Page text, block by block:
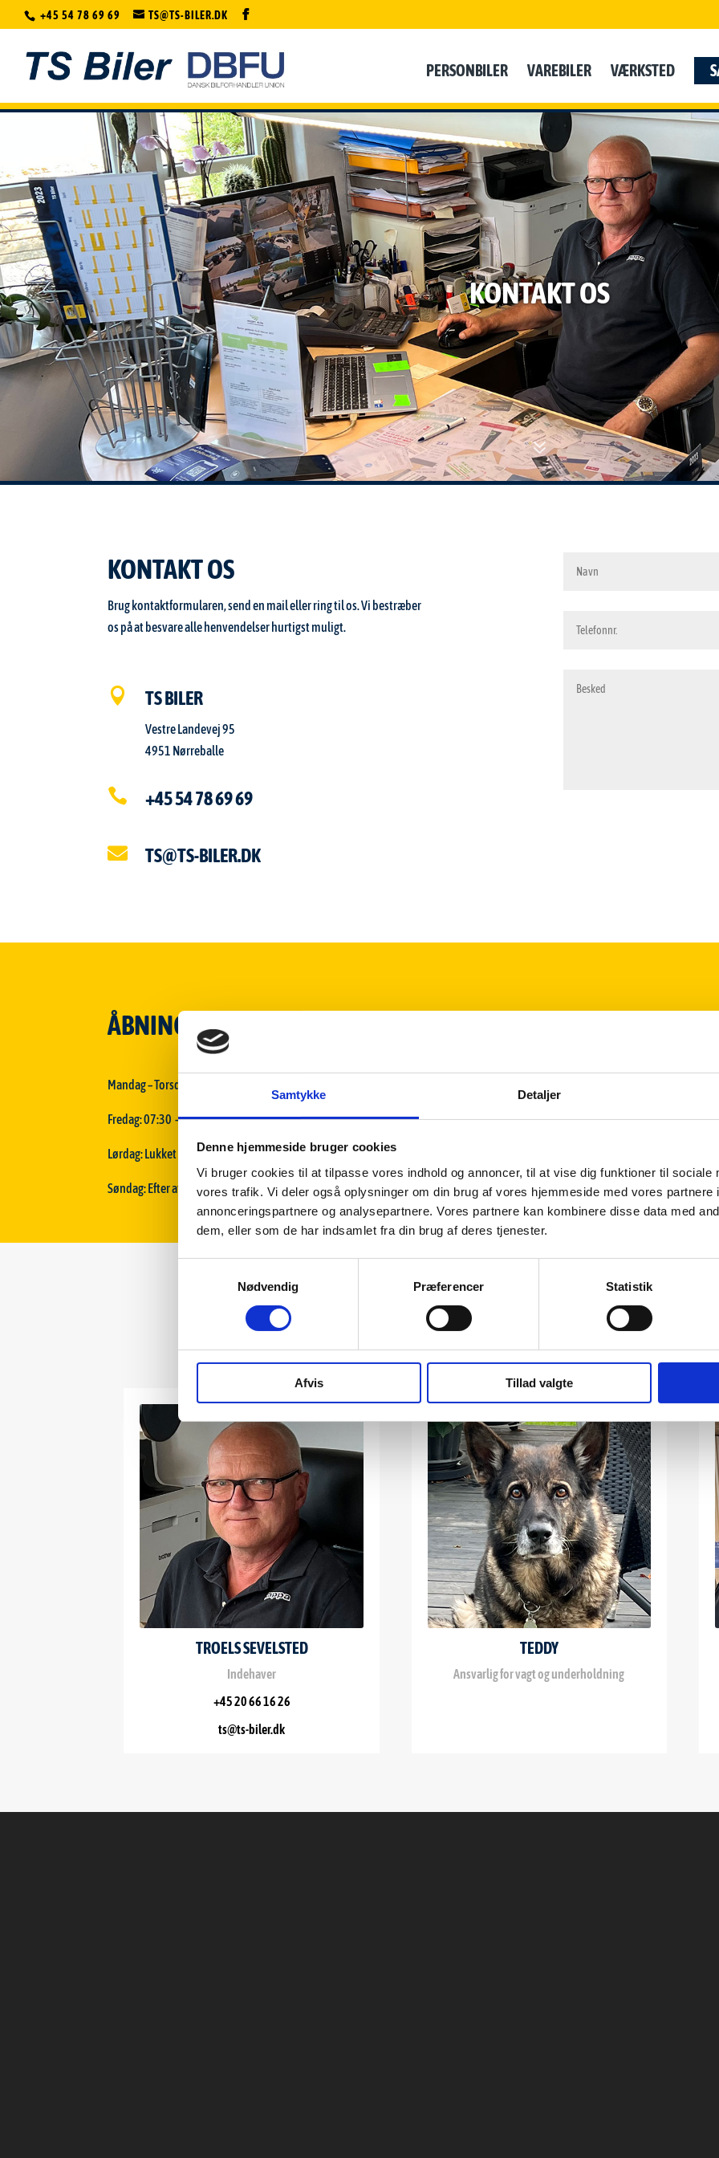
Samtykke Detaljer
Denne hjemmeside bruger cookies
Vi bruger cookies til at tilpasse vores indhold og annoncer, til at vise dig funktioner til sociale
vores trafik. Vi deler også oplysninger om din brug af vores hjemmeside med vores partnere
annonceringspartnere og analysepartnere. Vores partnere kan kombinere disse data med
dem, eller som de har indsamlet fra din brug af deres tjenester.
Nødvendig
Præferencer Statistik
Afvis Tillad valgte
+45 54 78 69 69 TS@TS-BILER.DK
PERSONBILER VAREBILER VÆRKSTED
KONTAKT OS
7
KONTAKT OS
Brug kontaktformularen, send en mail eller ring til os. Vi bestræber
os på at besvare alle henvendelser hurtigst muligt.
 TS BILER
Vestre Landevej 95
4951 Nørreballe
 +45 54 78 69 69
 TS@TS-BILER.DK
ÅBNINGSTIDER
Mandag – Torsdag: 07:30 – 16:30
Fredag: 07:30 – 15:00
Lørdag: Lukket
Søndag: Efter aftale
MEDARBEJDERE
TROELS SEVELSTED
Indehaver
+45 20 66 16 26
ts@ts-biler.dk
TEDDY
Ansvarlig for vagt og underholdning